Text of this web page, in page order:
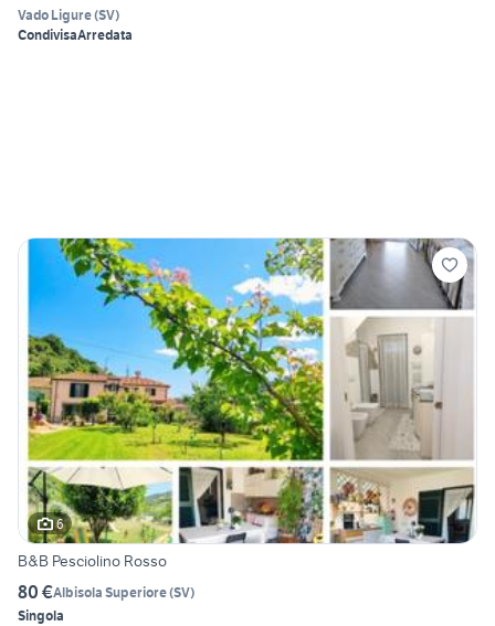
Vado Ligure(SV)
CondivisaArredata
6
B&B Pesciolino Rosso
80 €Albisola Superiore(SV)
Singola